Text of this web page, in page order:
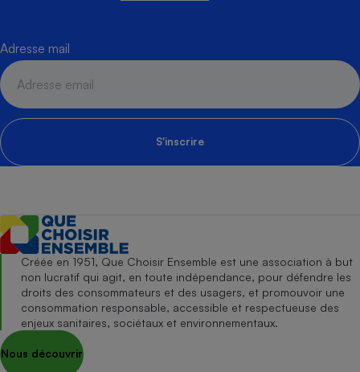
Adresse mail
S'inscrire
Créée en 1951, Que Choisir Ensemble est une association à but
non lucratif qui agit, en toute indépendance, pour défendre les
droits des consommateurs et des usagers, et promouvoir une
consommation responsable, accessible et respectueuse des
enjeux sanitaires, sociétaux et environnementaux.
Nous découvrir